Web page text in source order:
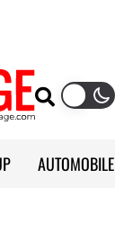
AUTOMOBILE